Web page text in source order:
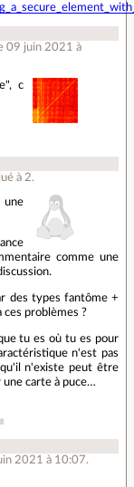
09 juin 2021 à
c
à 2.
une
comme une
des types fantôme +
ces problèmes ?
tu es où tu es pour
n'est pas
n'existe peut être
une carte à puce…
2021 à 10:07.